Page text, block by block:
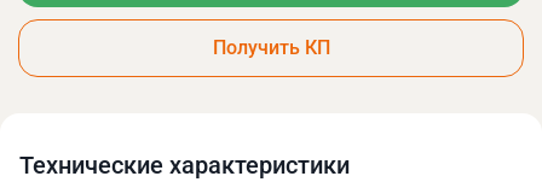
Получить КП
Технические xарактеристики